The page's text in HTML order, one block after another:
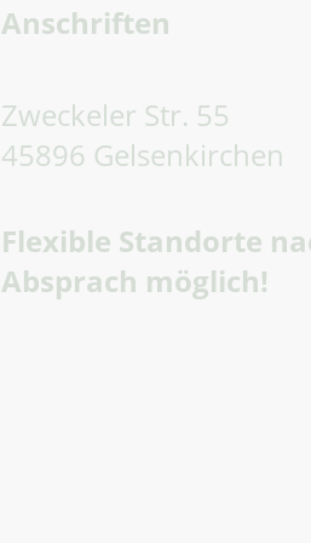
Anschriften
Zweckeler Str. 55
45896 Gelsenkirchen
Flexible Standorte
Absprach möglich!